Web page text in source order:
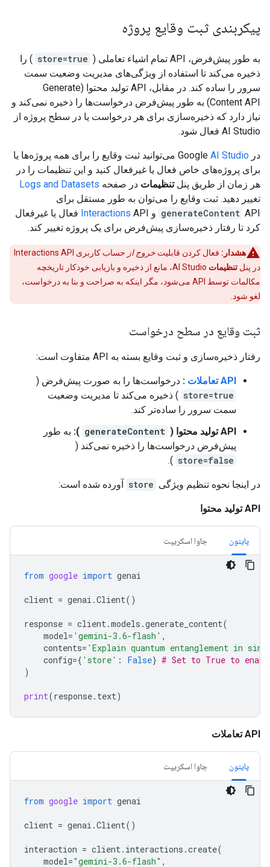
پیکربندی ثبت وقایع پروژه
به طور پیش‌فرض، API تمام اشیاء تعاملی ( store=true ) را
ذخیره می‌کند تا استفاده از ویژگی‌های مدیریت وضعیت سمت
سرور را ساده کند. در مقابل، API تولید محتوا (Generate
Content API) به طور پیش‌فرض درخواست‌ها را ذخیره نمی‌کند و
نیاز دارد که ذخیره‌سازی برای هر درخواست یا در سطح پروژه از
AI Studio فعال شود.
در Google AI Studio
می‌توانید ثبت وقایع را برای همه پروژه‌ها یا
برای پروژه‌های خاص فعال یا غیرفعال کنید و این تنظیمات را در
هر زمان از طریق پنلتنظیمات در صفحه Logs and Datasets
تغییر دهید. ثبت وقایع را می‌توان به طور مستقل برای
generateContent API و Interactions API فعال یا غیرفعال
کرد تا رفتار ذخیره‌سازی پیش‌فرض برای یک پروژه تغییر کند.
هشدار: فعال کردن قابلیت خروج از
حساب کاربری Interactions API
در پنل تنظیمات
AI Studio، مانع از ذخیره و بازیابی خودکار تاریخچه
مکالمات توسط API می‌شود، مگر اینکه به صراحت و بنا به درخواست،
لغو شود.
ثبت وقایع در سطح درخواست
رفتار ذخیره‌سازی و ثبت وقایع بسته به API متفاوت است:
API تعاملات : درخواست‌ها را به صورت پیش‌فرض (
store=true ) ذخیره می‌کند تا مدیریت وضعیت
سمت سرور را ساده‌تر کند.
API تولید محتوا (
generateContent
): به طور
پیش‌فرض درخواست‌ها را ذخیره نمی‌کند (
store=false
).
در اینجا نحوه تنظیم ویژگی store آورده شده است:
API تولید محتوا
پایتون جاوا اسکریپت
from google import genai
client = genai .Client()
response = client.models .generate_content(
model= 'gemini-3.6-flash' ,
contents= 'Explain quantum entanglement in
config={ 'store' : False} # Set to True to
)
print(response. text)
API تعاملات
پایتون جاوا اسکریپت
from google import genai
client = genai .Client()
interaction = client. interactions .create(
model="gemini-3.6-flash" ,